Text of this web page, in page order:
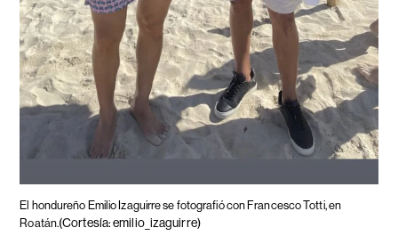
El hondureño Emilio Izaguirre se fotografió con Francesco Totti, en
Roatán.(Cortesía: emilio_izaguirre)